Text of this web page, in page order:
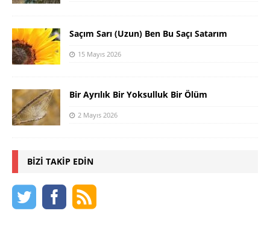
Saçım Sarı (Uzun) Ben Bu Saçı Satarım
15 Mayıs 2026
Bir Ayrılık Bir Yoksulluk Bir Ölüm
2 Mayıs 2026
BIZI TAKIP EDIN